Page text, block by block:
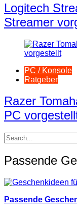
Logitech
Streamer
PC / Konsole
Ratgeber
Razer
PC
Passende
Passende